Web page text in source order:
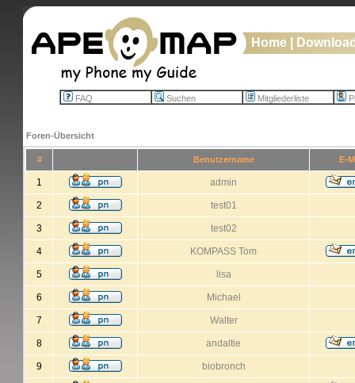
Home
FAQ Suchen Mitgliederliste
Foren-Übersicht
# Benutzername E-
1 admin
2 test01
3 test02
4 KOMPASS Tom
5 lisa
6 Michael
7 Walter
8 andaltie
9 biobronch